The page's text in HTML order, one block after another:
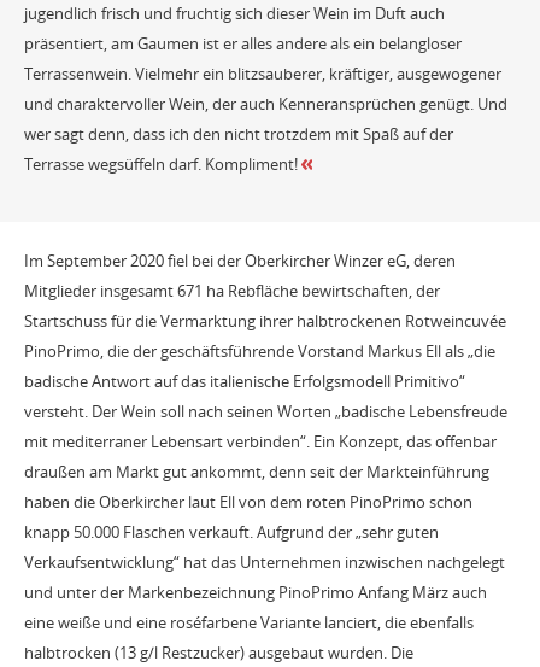
jugendlich frisch und fruchtig sich dieser Wein im Duft auch
präsentiert, am Gaumen ist er alles andere als ein belangloser
Terrassenwein. Vielmehr ein blitzsauberer, kräftiger, ausgewogener
und charaktervoller Wein, der auch Kenneransprüchen genügt. Und
wer sagt denn, dass ich den nicht trotzdem mit Spaß auf der
Terrasse wegsüffeln darf. Kompliment!
Im September 2020 fiel bei der Oberkircher Winzer eG, deren
Mitglieder insgesamt 671 ha Rebfläche bewirtschaften, der
Startschuss für die Vermarktung ihrer halbtrockenen Rotweincuvée
PinoPrimo, die der geschäftsführende Vorstand Markus Ell als „die
badische Antwort auf das italienische Erfolgsmodell Primitivo“
versteht. Der Wein soll nach seinen Worten „badische Lebensfreude
mit mediterraner Lebensart verbinden“. Ein Konzept, das offenbar
draußen am Markt gut ankommt, denn seit der Markteinführung
haben die Oberkircher laut Ell von dem roten PinoPrimo schon
knapp 50.000 Flaschen verkauft. Aufgrund der „sehr guten
Verkaufsentwicklung“ hat das Unternehmen inzwischen nachgelegt
und unter der Markenbezeichnung PinoPrimo Anfang März auch
eine weiße und eine roséfarbene Variante lanciert, die ebenfalls
halbtrocken (13 g/l Restzucker) ausgebaut wurden. Die